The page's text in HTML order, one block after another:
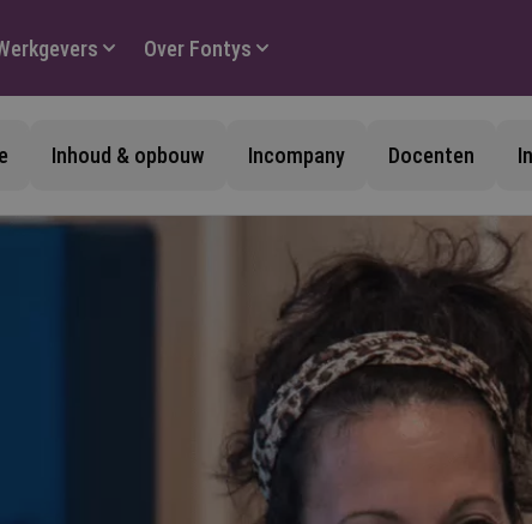
Over Fontys
Inhoud & opbouw Incompany Docenten